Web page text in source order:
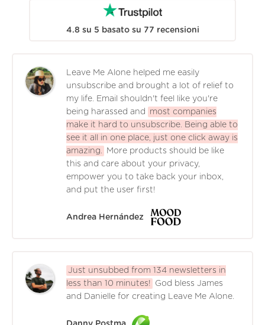
4.8 su 5 basato su 77 recensioni
Leave Me Alone helped me easily
unsubscribe and brought a lot of relief to
my life. Email shouldn't feel like you're
being harassed and
most companies
make it hard to unsubscribe. Being able to
see it all in one place, just one click away is
amazing.
More products should be like
this and care about your privacy,
empower you to take back your inbox,
and put the user first!
Andrea Hernández
Just unsubbed from 134 newsletters in
less than 10 minutes!
God bless James
and Danielle for creating Leave Me Alone.